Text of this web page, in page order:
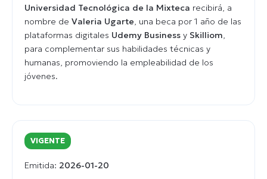
Universidad Tecnológica de la Mixteca recibirá, a
nombre de Valeria Ugarte , una beca por 1 año de las
plataformas digitales Udemy Business y Skilliom
para complementar sus habilidades técnicas y
humanas, promoviendo la empleabilidad de los
jóvenes.
VIGENTE
Emitida: 2026-01-20